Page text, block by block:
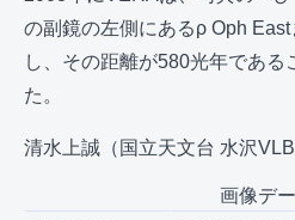
の副鏡の左側にあるρ Oph
し、その距離が580光年である
た。
清水上誠（国立天文台 水沢
画像デ